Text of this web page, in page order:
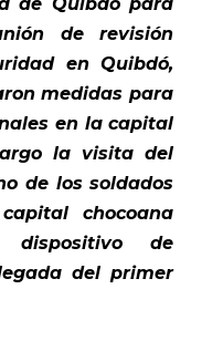
de revisión
en Quibdó,
medidas para
en la capital
la visita del
de los soldados
chocoana
de
del primer